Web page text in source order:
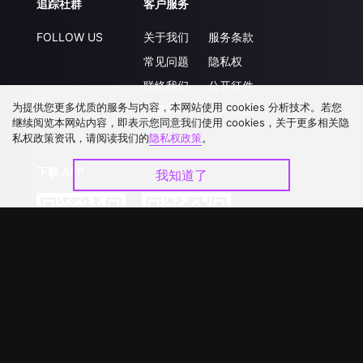
追踪社群
FOLLOW US
客户服务
关于我们
常见问题
联络我们
升级VIP
服务条款
隐私权
公开征件
合作洽談
为提供您更多优质的服务与内容，本网站使用 cookies 分析技术。若您
继续阅览本网站内容，即表示您同意我们使用 cookies，关于更多相关隐
私权政策资讯，请阅读我们的隐私权政策。
我知道了